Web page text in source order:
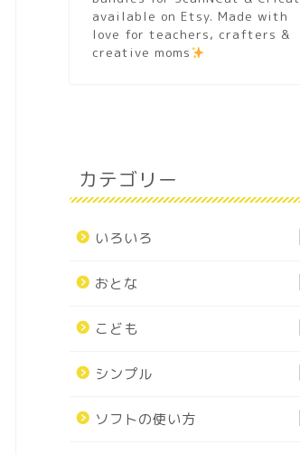
available on Etsy. Made with
love for teachers, crafters &
creative moms
カテゴリー
いろいろ
おとな
こども
シンプル
ソフトの使い方